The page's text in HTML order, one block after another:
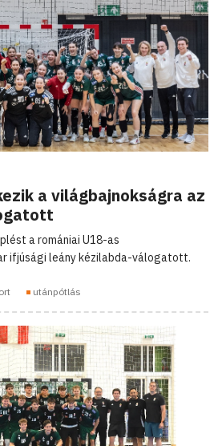
a világbajnokságra az
a romániai U18-as
ifjúsági leány kézilabda-válogatott.
utánpótlás